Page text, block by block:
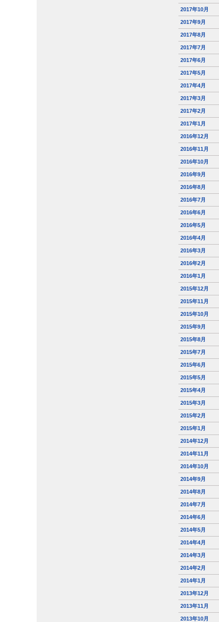
2017年10月
2017年9月
2017年8月
2017年7月
2017年6月
2017年5月
2017年4月
2017年3月
2017年2月
2017年1月
2016年12月
2016年11月
2016年10月
2016年9月
2016年8月
2016年7月
2016年6月
2016年5月
2016年4月
2016年3月
2016年2月
2016年1月
2015年12月
2015年11月
2015年10月
2015年9月
2015年8月
2015年7月
2015年6月
2015年5月
2015年4月
2015年3月
2015年2月
2015年1月
2014年12月
2014年11月
2014年10月
2014年9月
2014年8月
2014年7月
2014年6月
2014年5月
2014年4月
2014年3月
2014年2月
2014年1月
2013年12月
2013年11月
2013年10月